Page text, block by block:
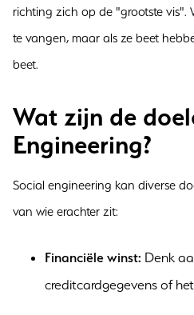
richting zich op de "grootste vis".
te vangen, maar als ze beet
beet.
Wat zijn de
Engineering?
Social engineering kan diverse
van wie erachter zit:
Financiële winst: Denk
creditcardgegevens of